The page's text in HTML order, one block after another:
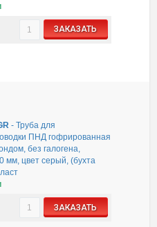
ЗАКАЗАТЬ
-Труба для
ПНД гофрированная
без галогена,
мм, цвет серый, (бухта
ЗАКАЗАТЬ